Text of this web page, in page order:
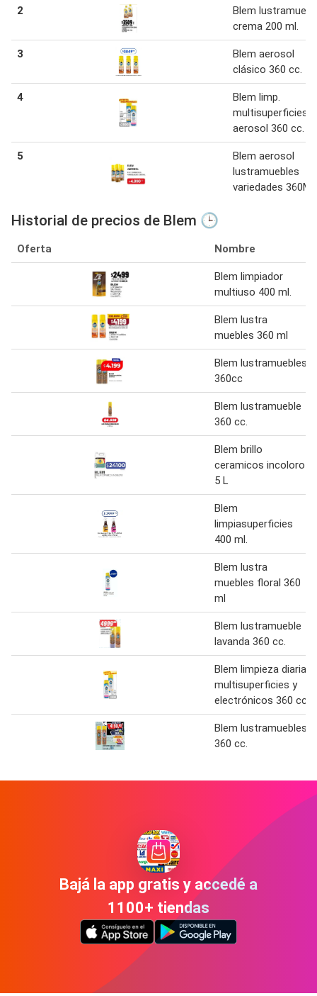
2
Blem
crema 200 ml.
3
Blem aerosol
clásico 360 cc.
4
Blem limp.
multisuperficies
aerosol 360 cc.
5
Blem aerosol
lustramuebles
variedades 360ML
Historial de precios de Blem 🕒
Oferta Nombre
Blem limpiador
multiuso 400 ml.
Blem lustra
muebles 360 ml
Blem lustramuebles
360cc
Blem lustramueble
360 cc.
Blem brillo
ceramicos incoloro
5 L
Blem
limpiasuperficies
400 ml.
Blem lustra
muebles floral 360
ml
Blem lustramueble
lavanda 360 cc.
Blem limpieza diaria
multisuperficies y
electrónicos 360 cc.
Blem lustramuebles
360 cc.
Bajá la app gratis y accedé a
1100+ tiendas